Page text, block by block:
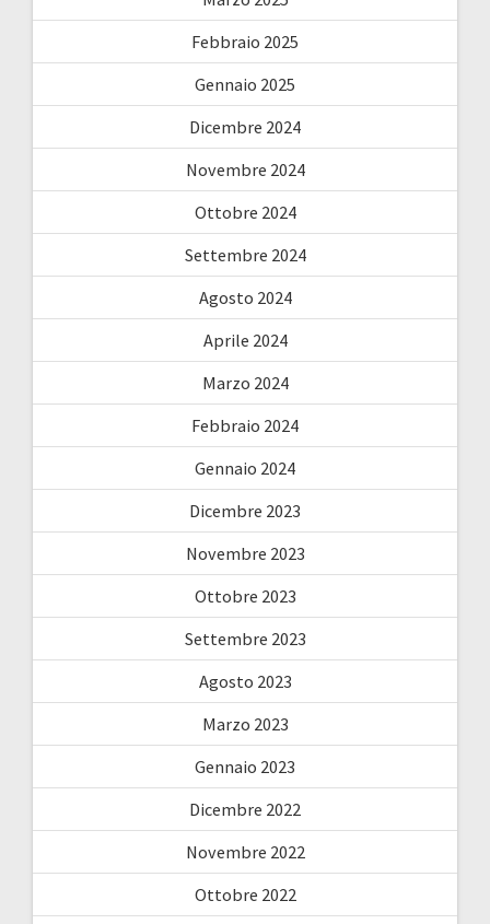
Febbraio 2025
Gennaio 2025
Dicembre 2024
Novembre 2024
Ottobre 2024
Settembre 2024
Agosto 2024
Aprile 2024
Marzo 2024
Febbraio 2024
Gennaio 2024
Dicembre 2023
Novembre 2023
Ottobre 2023
Settembre 2023
Agosto 2023
Marzo 2023
Gennaio 2023
Dicembre 2022
Novembre 2022
Ottobre 2022